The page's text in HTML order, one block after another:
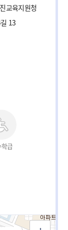
교육지원청
13
급